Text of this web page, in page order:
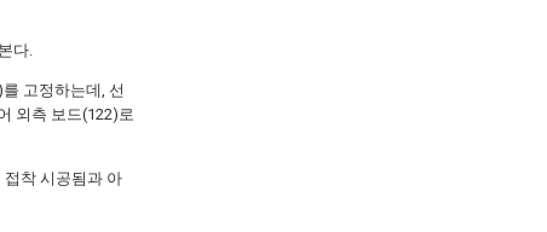
다.
고정하는데, 선
외측 보드(122)로
접착 시공됨과 아